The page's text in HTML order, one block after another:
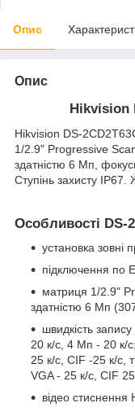
Опис
Опис
Hikvision
Hikvision DS-
1/2.9" Progressive
здатністю 6 Мп,
Ступінь захисту
Особливості DS-
установка зовні
підключення по
матриця 1/2.9"
здатністю 6 Мп
швидкість
20 к/с, 4 Мп - 20 к/
25 к/с, CIF -25 к/с,
VGA - 25 к/с, CIF
відео